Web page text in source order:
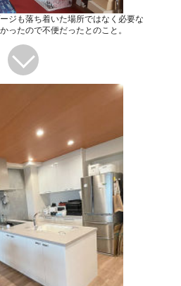
ジも落ち着いた場所ではなく必要な
ったので不便だったとのこと。